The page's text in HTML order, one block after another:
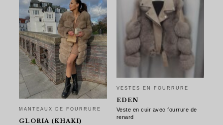
MANTEAUX DE FOURRURE
GLORIA (KHAKI)
VESTES EN FOURRURE
EDEN
Veste en cuir avec fourrure de
renard